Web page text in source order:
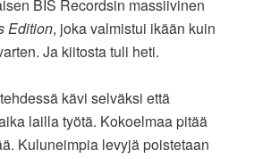
BIS Recordsin massiivinen
Edition, joka valmistui ikään kuin
Ja kiitosta tuli heti.
kävi selväksi että
lailla työtä. Kokoelmaa pitää
Kuluneimpia levyjä poistetaan